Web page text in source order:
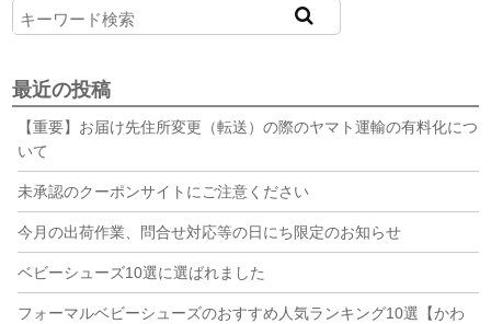
最近の投稿
【重要】お届け先住所変更（転送）の際のヤマト運輸の有料化につ
いて
未承認のクーポンサイトにご注意ください
今月の出荷作業、問合せ対応等の日にち限定のお知らせ
ベビーシューズ10選に選ばれました
フォーマルベビーシューズのおすすめ人気ランキング10選【かわ